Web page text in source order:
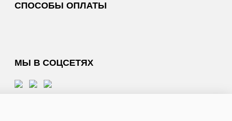
СПОСОБЫ ОПЛАТЫ
МЫ В СОЦСЕТЯХ